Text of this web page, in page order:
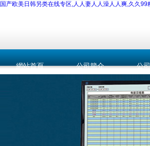
国产欧美日韩另类在线专区,人人妻人人澡人人爽,久久
網站首頁 公司簡介 公